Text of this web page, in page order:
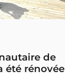
de
été rénovée